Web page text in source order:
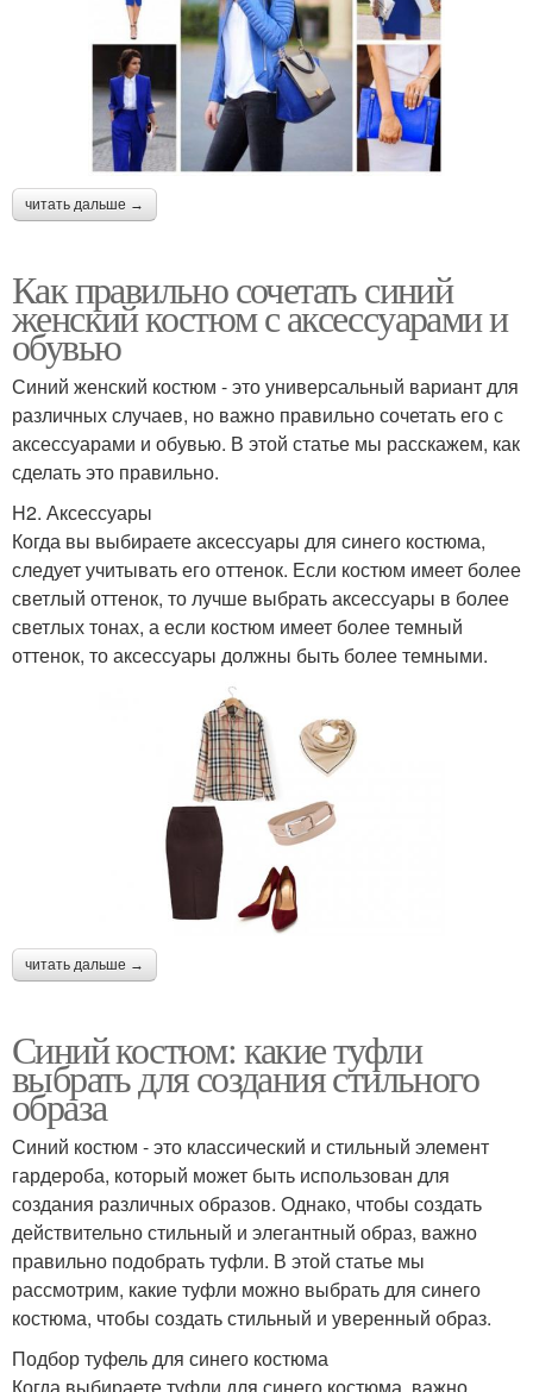
читать дальше →
Как правильно сочетать синий
женский костюм с аксессуарами и
обувью
Синий женский костюм - это универсальный вариант для
различных случаев, но важно правильно сочетать его с
аксессуарами и обувью. В этой статье мы расскажем, как
сделать это правильно.
H2. Аксессуары
Когда вы выбираете аксессуары для синего костюма,
следует учитывать его оттенок. Если костюм имеет более
светлый оттенок, то лучше выбрать аксессуары в более
светлых тонах, а если костюм имеет более темный
оттенок, то аксессуары должны быть более темными.
читать дальше →
Синий костюм: какие туфли
выбрать для создания стильного
образа
Синий костюм - это классический и стильный элемент
гардероба, который может быть использован для
создания различных образов. Однако, чтобы создать
действительно стильный и элегантный образ, важно
правильно подобрать туфли. В этой статье мы
рассмотрим, какие туфли можно выбрать для синего
костюма, чтобы создать стильный и уверенный образ.
Подбор туфель для синего костюма